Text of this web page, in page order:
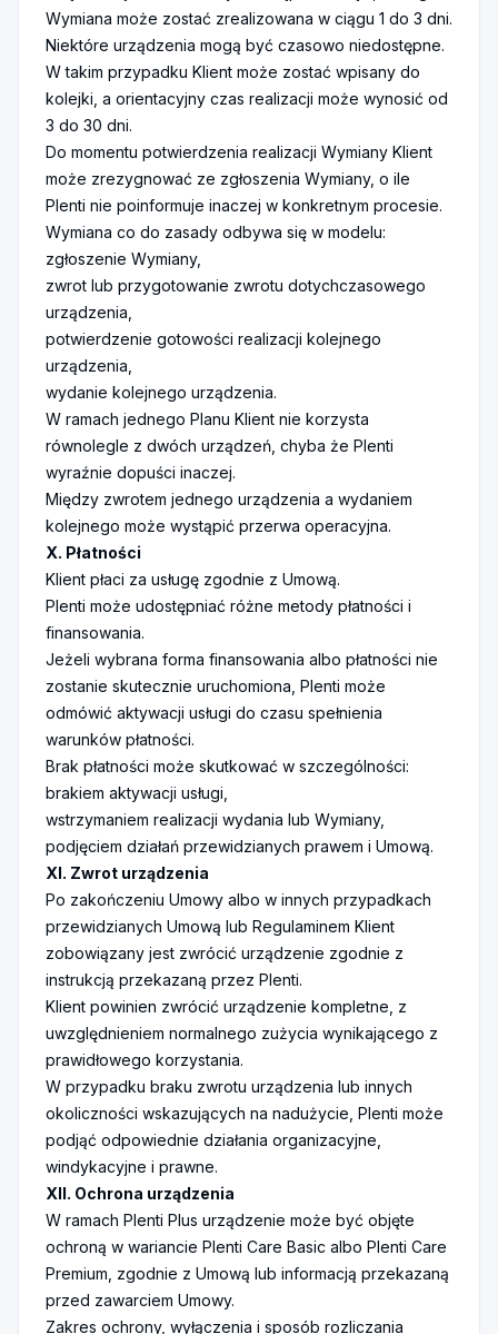
Wymiana może zostać zrealizowana w ciągu 1 do 3 dni.
Niektóre urządzenia mogą być czasowo niedostępne.
W takim przypadku Klient może zostać wpisany do
kolejki, a orientacyjny czas realizacji może wynosić od
3 do 30 dni.
Do momentu potwierdzenia realizacji Wymiany Klient
może zrezygnować ze zgłoszenia Wymiany, o ile
Plenti nie poinformuje inaczej w konkretnym procesie.
Wymiana co do zasady odbywa się w modelu:
zgłoszenie Wymiany,
zwrot lub przygotowanie zwrotu dotychczasowego
urządzenia,
potwierdzenie gotowości realizacji kolejnego
urządzenia,
wydanie kolejnego urządzenia.
W ramach jednego Planu Klient nie korzysta
równolegle z dwóch urządzeń, chyba że Plenti
wyraźnie dopuści inaczej.
Między zwrotem jednego urządzenia a wydaniem
kolejnego może wystąpić przerwa operacyjna.
X. Płatności
Klient płaci za usługę zgodnie z Umową.
Plenti może udostępniać różne metody płatności i
finansowania.
Jeżeli wybrana forma finansowania albo płatności nie
zostanie skutecznie uruchomiona, Plenti może
odmówić aktywacji usługi do czasu spełnienia
warunków płatności.
Brak płatności może skutkować w szczególności:
brakiem aktywacji usługi,
wstrzymaniem realizacji wydania lub Wymiany,
podjęciem działań przewidzianych prawem i Umową.
XI. Zwrot urządzenia
Po zakończeniu Umowy albo w innych przypadkach
przewidzianych Umową lub Regulaminem Klient
zobowiązany jest zwrócić urządzenie zgodnie z
instrukcją przekazaną przez Plenti.
Klient powinien zwrócić urządzenie kompletne, z
uwzględnieniem normalnego zużycia wynikającego z
prawidłowego korzystania.
W przypadku braku zwrotu urządzenia lub innych
okoliczności wskazujących na nadużycie, Plenti może
podjąć odpowiednie działania organizacyjne,
windykacyjne i prawne.
XII. Ochrona urządzenia
W ramach Plenti Plus urządzenie może być objęte
ochroną w wariancie Plenti Care Basic albo Plenti Care
Premium, zgodnie z Umową lub informacją przekazaną
przed zawarciem Umowy.
Zakres ochrony, wyłączenia i sposób rozliczania